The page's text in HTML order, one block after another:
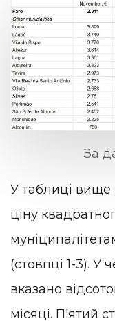
За
У таблиці
ціну
(стовпці 1-3). У
вказано
місяці. П'ятий